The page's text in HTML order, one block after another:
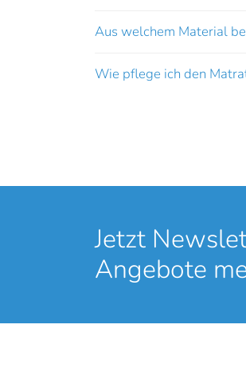
Aus welchem Material
Wie pflege ich den
Jetzt
Angebote